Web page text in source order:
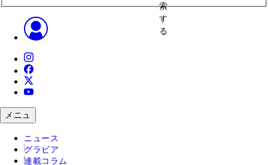
索
す
る
メニュ
ニュース
グラビア
連載コラム